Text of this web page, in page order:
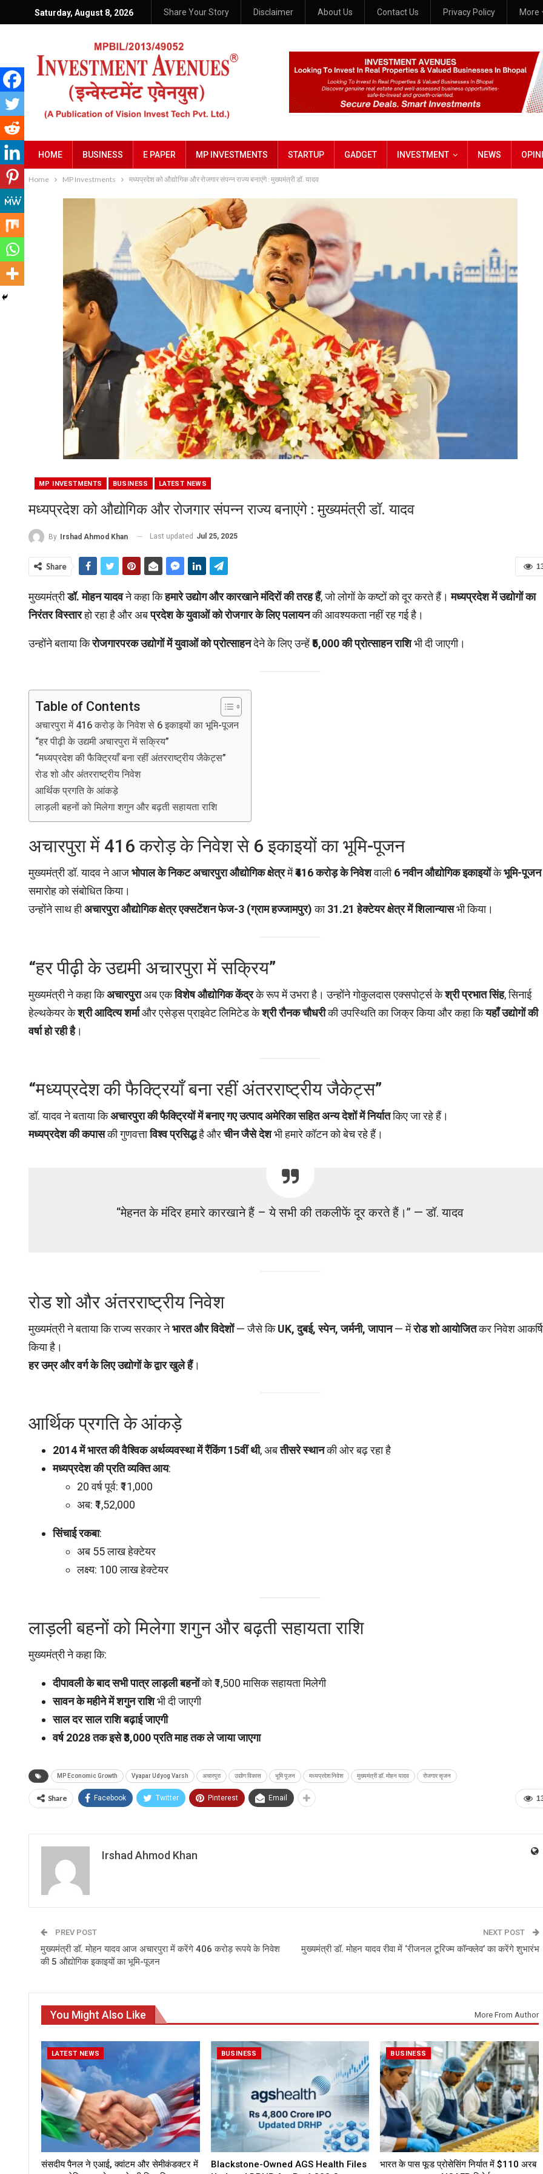
Saturday, August 8, 2026 Share Your Story Disclaimer About Us Contact Us Privacy Policy More
HOME BUSINESS E PAPER MP INVESTMENTS STARTUP GADGET INVESTMENT NEWS
Home MP Investments मध्यप्रदेश को औद्योगिक और रोजगार संपन्न राज्य बनाएंगे : मुख्यमंत्री डॉ. यादव
MP INVESTMENTS BUSINESS LATEST NEWS
मध्यप्रदेश को औद्योगिक और रोजगार संपन्न राज्य बनाएंगे : मुख्यमंत्री डॉ. यादव
By Irshad Ahmod Khan Last updated Jul 25, 2025
Share
मुख्यमंत्रीडॉ. मोहन यादवने कहा किहमारे उद्योग और कारखाने मंदिरों की तरह हैं, जो लोगों के कष्टों को दूर करते हैं।मध्यप्रदेश में उद्योगों का
निरंतर विस्तारहो रहा है और अबप्रदेश के युवाओं को रोजगार के लिए पलायनकी आवश्यकता नहीं रह गई है।
उन्होंने बताया किरोजगारपरक उद्योगों में युवाओं को प्रोत्साहनदेने के लिए उन्हें₹5,000 की प्रोत्साहन राशिभी दी जाएगी।
Table of Contents
अचारपुरा में 416 करोड़ के निवेश से 6 इकाइयों का भूमि-पूजन
“हर पीढ़ी के उद्यमी अचारपुरा में सक्रिय”
“मध्यप्रदेश की फैक्ट्रियाँ बना रहीं अंतरराष्ट्रीय जैकेट्स”
रोड शो और अंतरराष्ट्रीय निवेश
आर्थिक प्रगति के आंकड़े
लाड़ली बहनों को मिलेगा शगुन और बढ़ती सहायता राशि
अचारपुरा में 416 करोड़ के निवेश से 6 इकाइयों का भूमि-पूजन
मुख्यमंत्री डॉ. यादव ने आजभोपाल के निकट अचारपुरा औद्योगिक क्षेत्रमें₹416 करोड़ के निवेशवाली6 नवीन औद्योगिक इकाइयोंकेभूमि-पूजन
समारोह को संबोधित किया।
उन्होंने साथ हीअचारपुरा औद्योगिक क्षेत्र एक्सटेंशन फेज-3 (ग्राम हज्जामपुर)का31.21 हेक्टेयर क्षेत्र में शिलान्यासभी किया।
“हर पीढ़ी के उद्यमी अचारपुरा में सक्रिय”
मुख्यमंत्री ने कहा किअचारपुराअब एकविशेष औद्योगिक केंद्रके रूप में उभरा है। उन्होंने गोकुलदास एक्सपोर्ट्स केश्री प्रभात सिंह, सिनाई
हेल्थकेयर केश्री आदित्य शर्माऔर एसेड्स प्राइवेट लिमिटेड केश्री रौनक चौधरीकी उपस्थिति का जिक्र किया और कहा कियहाँ उद्योगों की
वर्षा हो रही है।
“मध्यप्रदेश की फैक्ट्रियाँ बना रहीं अंतरराष्ट्रीय जैकेट्स”
डॉ. यादव ने बताया किअचारपुरा की फैक्ट्रियों में बनाए गए उत्पाद अमेरिका सहित अन्य देशों में निर्यातकिए जा रहे हैं।
मध्यप्रदेश की कपासकी गुणवत्ताविश्व प्रसिद्धहै औरचीन जैसे देशभी हमारे कॉटन को बेच रहे हैं।
“मेहनत के मंदिर हमारे कारखाने हैं – ये सभी की तकलीफें दूर करते हैं।” — डॉ. यादव
रोड शो और अंतरराष्ट्रीय निवेश
मुख्यमंत्री ने बताया कि राज्य सरकार नेभारत और विदेशों— जैसे किUK, दुबई, स्पेन, जर्मनी, जापान— मेंरोड शो आयोजितकर निवेश
किया है।
हर उम्र और वर्ग के लिए उद्योगों के द्वार खुले हैं।
आर्थिक प्रगति के आंकड़े
2014 में भारत की वैश्विक अर्थव्यवस्था में रैंकिंग 15वीं थी, अबतीसरे स्थानकी ओर बढ़ रहा है
मध्यप्रदेश की प्रति व्यक्ति आय:
20 वर्ष पूर्व: ₹11,000
अब: ₹1,52,000
सिंचाई रकबा:
अब 55 लाख हेक्टेयर
लक्ष्य: 100 लाख हेक्टेयर
लाड़ली बहनों को मिलेगा शगुन और बढ़ती सहायता राशि
मुख्यमंत्री ने कहा कि:
दीपावली के बाद सभी पात्र लाड़ली बहनोंको ₹1,500 मासिक सहायता मिलेगी
सावन के महीने में शगुन राशिभी दी जाएगी
साल दर साल राशि बढ़ाई जाएगी
वर्ष 2028 तक इसे ₹3,000 प्रति माह तक ले जाया जाएगा
MP Economic Growth Vyapar Udyog Varsh अचारपुरा उद्योग विकास भूमि पूजन मध्यप्रदेश निवेश मुख्यमंत्री डॉ. मोहन यादव रोजगार सृजन
Share Facebook Twitter Pinterest Email
Irshad Ahmod Khan
PREV POST
मुख्यमंत्री डॉ. मोहन यादव आज अचारपुरा में करेंगे 406 करोड़ रूपये के निवेश
की 5 औद्योगिक इकाइयों का भूमि-पूजन
NEXT POST
मुख्यमंत्री डॉ. मोहन यादव रीवा में ‘रीजनल टूरिज्म कॉन्क्लेव’ का करेंगे शुभारंभ
You Might Also Like More From Author
LATEST NEWS
संसदीय पैनल ने एआई, क्वांटम और सेमीकंडक्टर में
BUSINESS
Blackstone-Owned AGS Health Files
BUSINESS
भारत के पास फूड प्रोसेसिंग निर्यात में $110 अरब